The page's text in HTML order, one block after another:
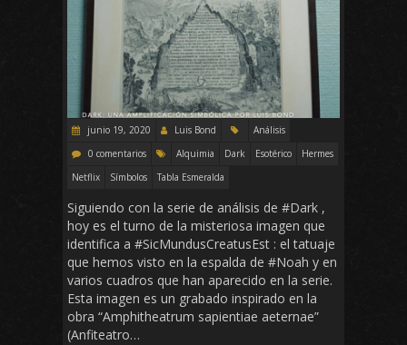
junio 19, 2020 Luis Bond
Análisis
0 comentarios
Alquimia Dark Esotérico
Hermes
Netflix
Símbolos Tabla Esmeralda
Siguiendo con la serie de análisis de #Dark ,
hoy es el turno de la misteriosa imagen que
identifica a #SicMundusCreatusEst : el tatuaje
que hemos visto en la espalda de #Noah y en
varios cuadros que han aparecido en la serie.
Esta imagen es un grabado inspirado en la
obra “Amphitheatrum sapientiae aeternae”
(Anfiteatro…